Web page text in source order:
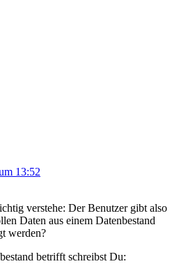
13:52
verstehe: Der Benutzer gibt also
Daten aus einem Datenbestand
werden?
betrifft schreibst Du: